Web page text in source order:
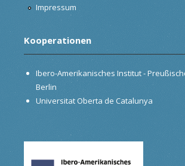
Impressum
Kooperationen
Ibero-Amerikanisches Institut -
Berlin
Universitat Oberta de Catalunya